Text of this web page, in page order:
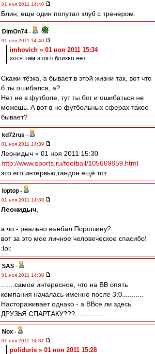
01 ноя 2011 14:40
Блин, еще один попутал клуб с тренером.
DimOn74 -
01 ноя 2011 14:40
imhovich » 01 ноя 2011 15:34
хотя там этого близко нет.
Скажи тёзка, а бывает в этой жизни так, вот что
б ты ошибался, а?
Нет не в футболе, тут ты бог и ошибаться не
можешь. А вот в не футбольных сферах такое
бывает?
kd72rus -
01 ноя 2011 14:39
Леонидыч » 01 ноя 2011 15:30
http://www.sports.ru/football/105669859.html
это его интервью,гандон ещё тот
loptop -
01 ноя 2011 14:38
Леонидыч
а чо - реально въебал Порошину?
вот за это мое личное человеческое спасибо!
:lol:
SAS -
01 ноя 2011 14:38
.......самое интересное, что на ВВ опять
компания началась именно после 3:0...........
Настораживает однако - а ВВсе ли здесь
ДРУЗЬЯ СПАРТАКУ???................
Nox -
01 ноя 2011 14:37
poliduris » 01 ноя 2011 15:28